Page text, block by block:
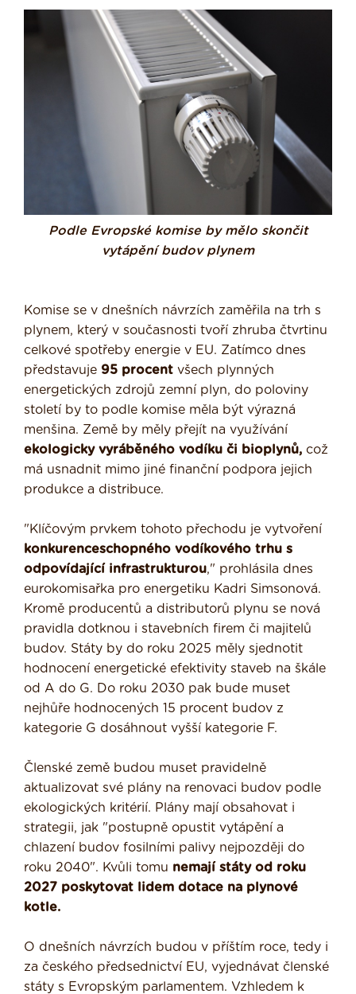
Podle Evropské komise by mělo skončit
vytápění budov plynem
Komise se v dnešních návrzích zaměřila na trh s
plynem, který v současnosti tvoří zhruba čtvrtinu
celkové spotřeby energie v EU. Zatímco dnes
představuje 95 procent všech plynných
energetických zdrojů zemní plyn, do poloviny
století by to podle komise měla být výrazná
menšina. Země by měly přejít na využívání
ekologicky vyráběného vodíku či bioplynů, což
má usnadnit mimo jiné finanční podpora jejich
produkce a distribuce.
"Klíčovým prvkem tohoto přechodu je vytvoření
konkurenceschopného vodíkového trhu s
odpovídající infrastrukturou," prohlásila dnes
eurokomisařka pro energetiku Kadri Simsonová.
Kromě producentů a distributorů plynu se nová
pravidla dotknou i stavebních firem či majitelů
budov. Státy by do roku 2025 měly sjednotit
hodnocení energetické efektivity staveb na škále
od A do G. Do roku 2030 pak bude muset
nejhůře hodnocených 15 procent budov z
kategorie G dosáhnout vyšší kategorie F.
Členské země budou muset pravidelně
aktualizovat své plány na renovaci budov podle
ekologických kritérií. Plány mají obsahovat i
strategii, jak "postupně opustit vytápění a
chlazení budov fosilními palivy nejpozději do
roku 2040". Kvůli tomu nemají státy od roku
2027 poskytovat lidem dotace na plynové
kotle.
O dnešních návrzích budou v příštím roce, tedy i
za českého předsednictví EU, vyjednávat členské
státy s Evropským parlamentem. Vzhledem k